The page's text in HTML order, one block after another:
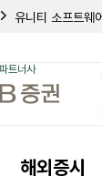
유니티 소프트
메리어트 베이
다나, 2분기 흑자
마텐 트랜스포
플래시 스포츠
트너사
해외증시